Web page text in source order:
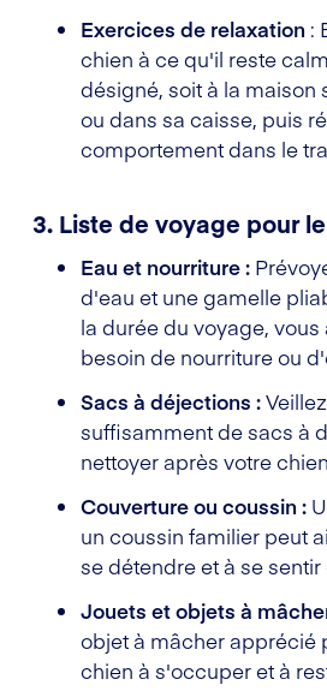
Exercices de relaxation :
chien à ce qu'il reste
désigné, soit à la maison
ou dans sa caisse, puis
comportement dans le
3. Liste de voyage pour
Eau et nourriture :
d'eau et une gamelle
la durée du voyage,
besoin de nourriture ou
Sacs à déjections :
suffisamment de sacs à
nettoyer après votre
Couverture ou coussin :
un coussin familier peut
se détendre et à se sentir
Jouets et objets à
objet à mâcher apprécié
chien à s'occuper et à